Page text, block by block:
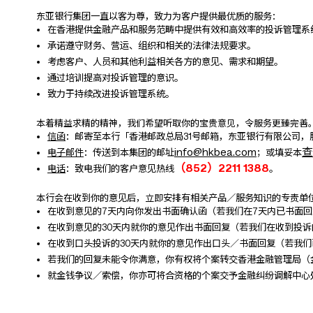
东亚银行集团一直以客为尊，致力为客户提供最优质的服务：
在香港提供金融产品和服务范畴中提供有效和高效率的投诉管理系
承诺遵守财务、营运、组织和相关的法律法规要求。
考虑客户、人员和其他利益相关各方的意见、需求和期望。
通过培训提高对投诉管理的意识。
致力于持续改进投诉管理系统。
本着精益求精的精神，我们希望听取你的宝贵意见，令服务更臻完善。
信函 ：邮寄至本行「香港邮政总局31号邮箱，东亚银行有限公司
电子邮件：传送到本集团的邮址info@hkbea.com ；或填妥本
电话：致电我们的客户意见热线 （852）2211 1388。
本行会在收到你的意见后，立即安排有相关产品／服务知识的专责单
在收到意见的7天内向你发出书面确认函（若我们在7天内已书面
在收到意见的30天内就你的意见作出书面回复（若我们在收到投
在收到口头投诉的30天内就你的意见作出 口头／ 书面回复（若我
若我们的回复未能令你满意，你有权将个案转交香港金融管理局
就金钱争议／索偿，你亦可将合资格的个案交予金融纠纷调解中